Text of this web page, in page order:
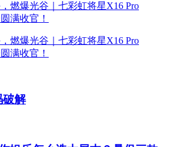
破解